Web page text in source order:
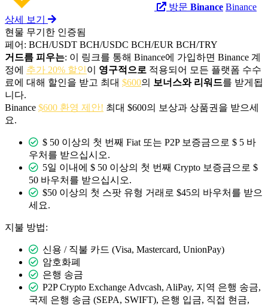
방문 Binance Binance
상세 보기
현물 무기한 인증됨
페어: BCH/USDT BCH/USDC BCH/EUR BCH/TRY
거드름 피우는: 이 링크를 통해 Binance에 가입하면 Binance 계
정에 추가 20% 할인 이 영구적으로 적용되어 모든 플랫폼 수수
료에 대해 할인을 받고 최대 $600의 보너스와 리워드를 받게됩
니다.
Binance $600 환영 제안! 최대 $600의 보상과 상품권을 받으세
요.
$ 50 이상의 첫 번째 Fiat 또는 P2P 보증금으로 $ 5 바
우처를 받으십시오.
5일 이내에 $ 50 이상의 첫 번째 Crypto 보증금으로 $
50 바우처를 받으십시오.
$50 이상의 첫 스팟 유형 거래로 $45의 바우처를 받으
세요.
지불 방법:
신용 / 직불 카드 (Visa, Mastercard, UnionPay)
암호화폐
은행 송금
P2P Crypto Exchange Advcash, AliPay, 지역 은행 송금,
국제 은행 송금 (SEPA, SWIFT), 은행 입금, 직접 현금,